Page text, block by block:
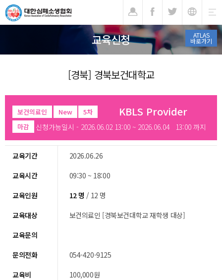
ATLAS
바로가기
교육신청
[경북] 경북보건대학교
보건의료인 New 5차 KBLS Provider
마감 신청가능일시 - 2026.06.02 13:00 ~ 2026.06.04 13:00 까지
교육기간
2026.06.26
교육시간
09:30 ~ 18:00
교육인원
12 명 / 12 명
교육대상
보건의료인 [경북보건대학교 재학생 대상]
교육문의
문의전화
054-420-9125
교육비
100,000원